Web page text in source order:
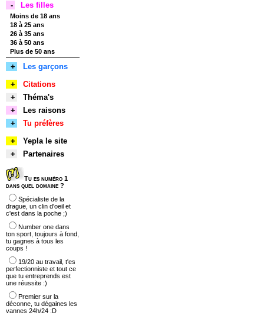
-
Les filles
Moins de 18 ans
18 à 25 ans
26 à 35 ans
36 à 50 ans
Plus de 50 ans
+
Les garçons
+
Citations
+
Théma's
+
Les raisons
+
Tu préfères
+
Yepla le site
+
Partenaires
Tu es numéro 1
dans quel domaine ?
Spécialiste de la
drague, un clin d'oeil et
c'est dans la poche ;)
Number one dans
ton sport, toujours à fond,
tu gagnes à tous les
coups !
19/20 au travail, t'es
perfectionniste et tout ce
que tu entreprends est
une réussite :)
Premier sur la
déconne, tu dégaines les
vannes 24h/24 :D